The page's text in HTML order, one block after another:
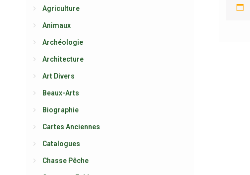
Agriculture
Animaux
Archéologie
Architecture
Art Divers
Beaux-Arts
Biographie
Cartes Anciennes
Catalogues
Chasse Pêche